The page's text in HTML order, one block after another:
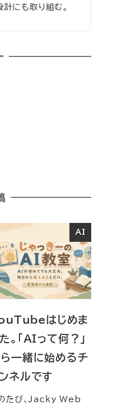
にも取り組む。
AI
はじめま
。「AIって何？」
一緒に始めるチ
ネルです
たび、Jacky Web